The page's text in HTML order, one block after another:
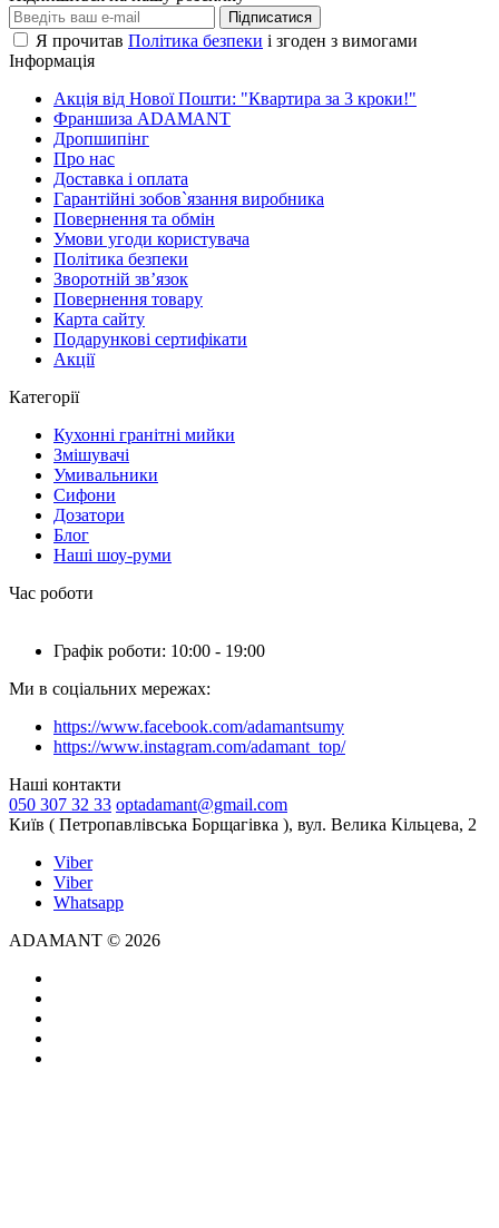
Підписатися
Я прочитав Політика безпеки і згоден з вимогами
Інформація
Акція від Нової Пошти: "Квартира за 3 кроки!"
Франшиза ADAMANT
Дропшипінг
Про нас
Доставка і оплата
Гарантійні зобов`язання виробника
Повернення та обмін
Умови угоди користувача
Політика безпеки
Зворотній зв’язок
Повернення товару
Карта сайту
Подарункові сертифікати
Акції
Категорії
Кухонні гранітні мийки
Змішувачі
Умивальники
Сифони
Дозатори
Блог
Наші шоу-руми
Час роботи
Графік роботи: 10:00 - 19:00
Ми в соціальних мережах:
https://www.facebook.com/adamantsumy
https://www.instagram.com/adamant_top/
Наші контакти
050 307 32 33 optadamant@gmail.com
Київ ( Петропавлівська Борщагівка ), вул. Велика Кільцева, 2
Viber
Viber
Whatsapp
ADAMANT © 2026